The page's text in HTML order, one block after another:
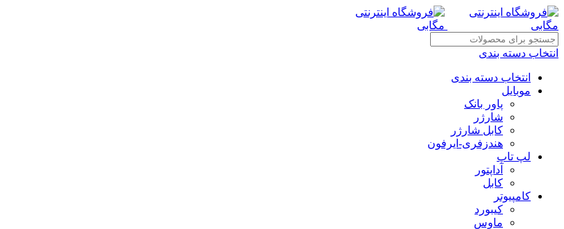
انتخاب دسته بندی
انتخاب دسته بندی
موبایل
پاور بانک
شارژر
کابل شارژر
هندزفری-ایرفون
لپ تاپ
آداپتور
کابل
کامپیوتر
کیبورد
ماوس